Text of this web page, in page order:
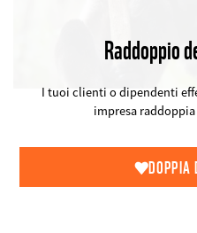
Raddoppio
I tuoi clienti o dipendenti
impresa
DOPPIA